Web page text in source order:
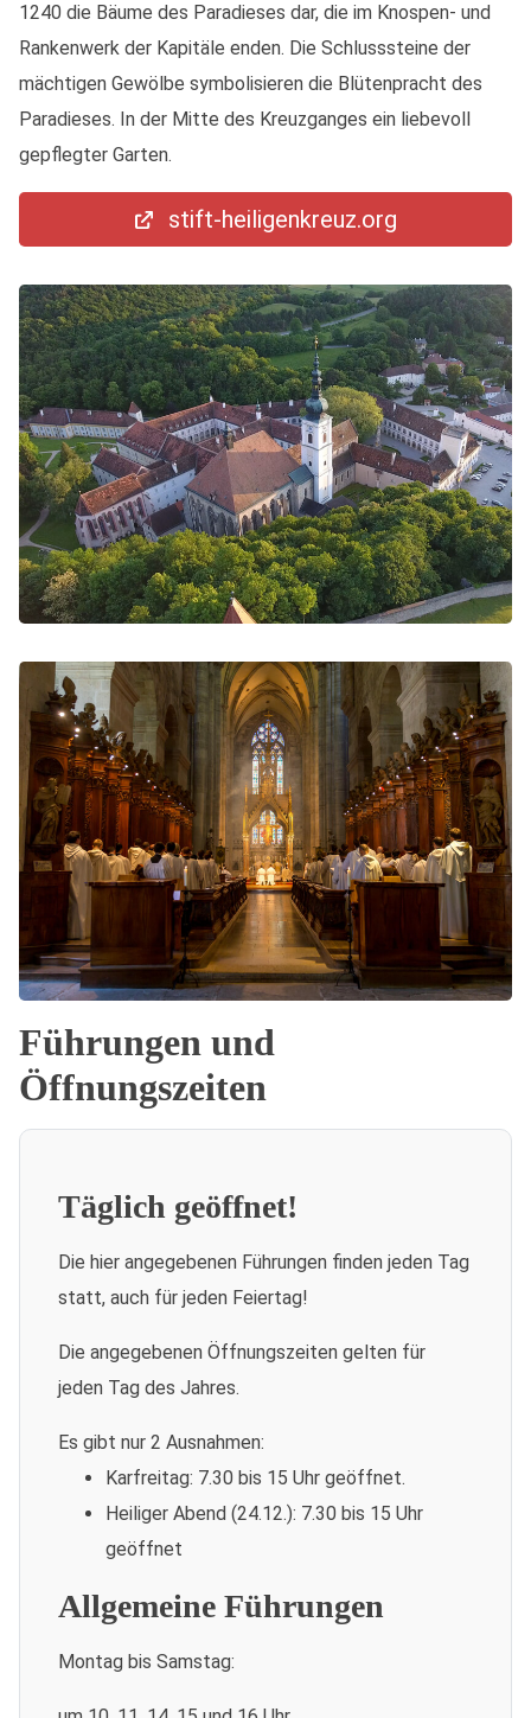
1240 die Bäume des Paradieses dar, die im Knospen- und
Rankenwerk der Kapitäle enden. Die Schlusssteine der
mächtigen Gewölbe symbolisieren die Blütenpracht des
Paradieses. In der Mitte des Kreuzganges ein liebevoll
gepflegter Garten.
stift-heiligenkreuz.org
Führungen und
Öffnungszeiten
Täglich geöffnet!
Die hier angegebenen Führungen finden jeden Tag
statt, auch für jeden Feiertag!
Die angegebenen Öffnungszeiten gelten für
jeden Tag des Jahres.
Es gibt nur 2 Ausnahmen:
Karfreitag: 7.30 bis 15 Uhr geöffnet.
Heiliger Abend (24.12.): 7.30 bis 15 Uhr
geöffnet
Allgemeine Führungen
Montag bis Samstag: